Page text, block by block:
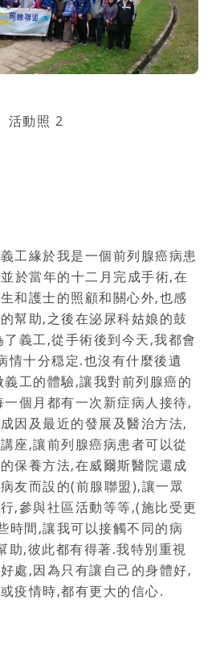
活動照 2
工緣於我是一個前列腺癌病患
並於當年的十二月完成手術,在
和護士的照顧和關心外,也感
幫助,之後在泌尿科姑娘的鼓
了義工,從手術後到今天,我都會
情十分穏定.也沒有什麼後遺
工的體驗,讓我對前列腺癌的
一個月都有一次新症病人接待,
因及最近的發展及醫治方法,
座,讓前列腺癌病患者可以從
保養方法,在威爾斯醫院還成
友而設的(前腺聯盟),讓一眾
,參與社區活動等等,(施比受更
時間,讓我可以接觸不同的病
助,彼此都有得著.我特別重視
處,因為只有讓自己的身體好,
疫情時,都有更大的信心.